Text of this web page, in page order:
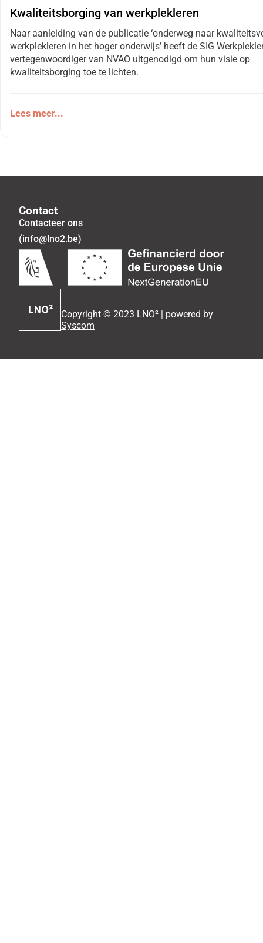
Kwaliteitsborging van werkplekleren
Naar aanleiding van de publicatie ‘onderweg naar
werkplekleren in het hoger onderwijs’ heeft de SIG
vertegenwoordiger van NVAO uitgenodigd om hun visie op
kwaliteitsborging toe te lichten.
Lees meer...
Contact
Contacteer ons
(info@lno2.be)
Copyright © 2023 LNO² | powered by
Syscom